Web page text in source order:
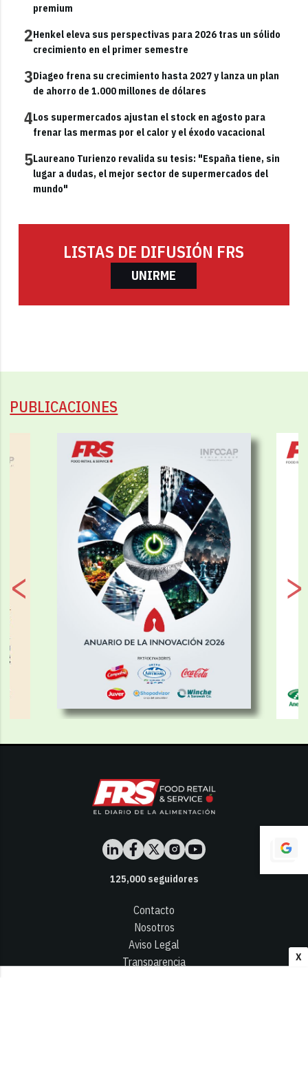
X
premium
2Henkel eleva sus perspectivas para 2026 tras un sólido
crecimiento en el primer semestre
3Diageo frena su crecimiento hasta 2027 y lanza un plan
de ahorro de 1.000 millones de dólares
4Los supermercados ajustan el stock en agosto para
frenar las mermas por el calor y el éxodo vacacional
5Laureano Turienzo revalida su tesis: "España tiene, sin
lugar a dudas, el mejor sector de supermercados del
mundo"
LISTAS DE DIFUSIÓN FRS
UNIRME
PUBLICACIONES
125,000seguidores
Contacto
Nosotros
Aviso Legal
Transparencia